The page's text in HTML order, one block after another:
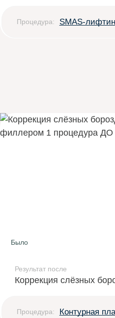
Процедура: SMAS-
Было
Результат после
Коррекция слёзных
Процедура: Контурная